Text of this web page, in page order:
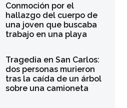
Conmoción por el
hallazgo del cuerpo de
una joven que buscaba
trabajo en una playa
Tragedia en San Carlos:
dos personas murieron
tras la caída de un árbol
sobre una camioneta